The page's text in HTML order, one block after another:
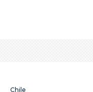
Chile